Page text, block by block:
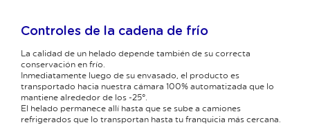
Controles de la cadena de frío
La calidad de un helado depende también de su correcta
conservación en frío.
Inmediatamente luego de su envasado, el producto es
transportado hacia nuestra cámara 100% automatizada que lo
mantiene alrededor de los -25°.
El helado permanece allí hasta que se sube a camiones
refrigerados que lo transportan hasta tu franquicia más cercana.